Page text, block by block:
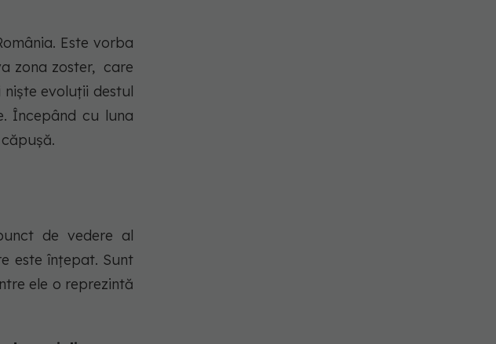
Este vorba
zona zoster, care
evoluții destul
Începând cu luna
de vedere al
este înțepat. Sunt
ele o reprezintă